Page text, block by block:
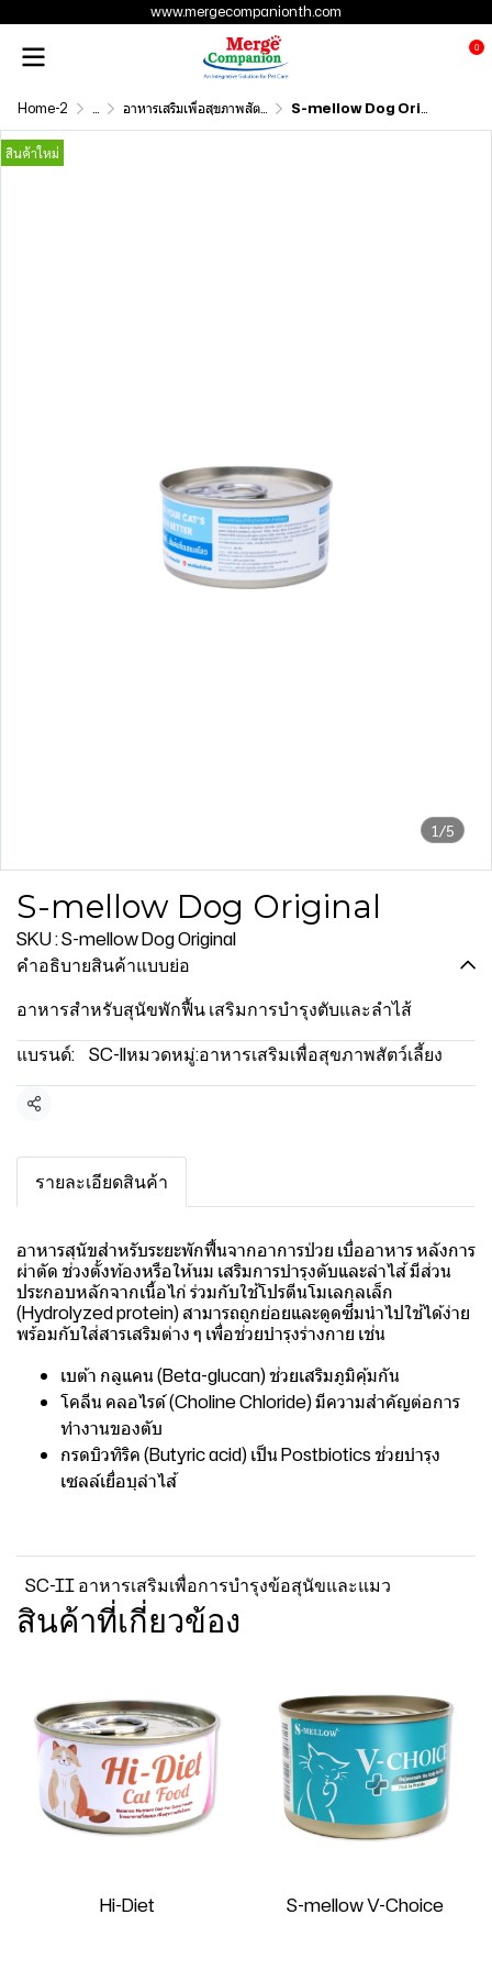
www.mergecompanionth.com
0
Home-2 ... อาหารเสริมเพื่อสุขภาพสัตว์เลี้ยง S-mellow Dog Original
1/5
สินค้าใหม่
S-mellow Dog Original
SKU : S-mellow Dog Original
คำอธิบายสินค้าแบบย่อ
อาหารสำหรับสุนัขพักฟื้น เสริมการบำรุงตับและลำไส้
แบรนด์: SC-llหมวดหมู่:อาหารเสริมเพื่อสุขภาพสัตว์เลี้ยง
แชร์
รายละเอียดสินค้า
อาหารสุนัขสำหรับระยะพักฟื้นจากอาการป่วย เบื่ออาหาร หลังการ
ผ่าตัด ช่วงตั้งท้องหรือให้นม เสริมการบำรุงตับและลำไส้ มีส่วน
ประกอบหลักจากเนื้อไก่ ร่วมกับใช้โปรตีนโมเลกุลเล็ก
(Hydrolyzed protein) สามารถถูกย่อยและดูดซึมนำไปใช้ได้ง่าย
พร้อมกับใส่สารเสริมต่าง ๆ เพื่อช่วยบำรุงร่างกาย เช่น
เบต้า กลูแคน (Beta-glucan) ช่วยเสริมภูมิคุ้มกัน
โคลีน คลอไรด์ (Choline Chloride) มีความสำคัญต่อการ
ทำงานของตับ
กรดบิวทิริค (Butyric acid) เป็น Postbiotics ช่วยบำรุง
เซลล์เยื่อบุลำไส้
SC-II อาหารเสริมเพื่อการบำรุงข้อสุนัขและแมว
สินค้าที่เกี่ยวข้อง
Hi-Diet S-mellow V-Choice